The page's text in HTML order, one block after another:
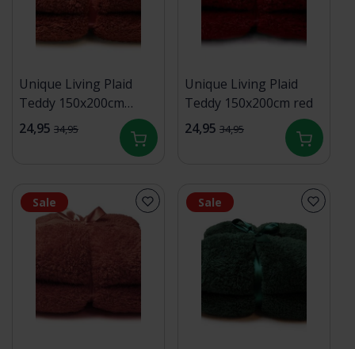
Unique Living Plaid
Teddy 150x200cm
redwood
24,95 34,95
Unique Living Plaid
Teddy 150x200cm red
24,95 34,95
Sale Sale